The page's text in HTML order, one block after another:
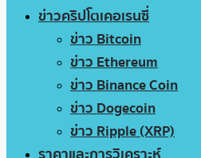
ข่าวคริปโตเคอเรนซี่
ข่าว Bitcoin
ข่าว Ethereum
ข่าว Binance Coin
ข่าว Dogecoin
ข่าว Ripple (XRP)